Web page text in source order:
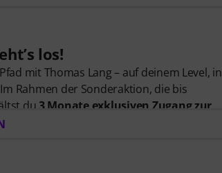
los!
mit Thomas Lang – auf deinem Level, in
Rahmen der Sonderaktion, die bis
du 3 Monate exklusiven Zugang zur
Der Freischaltcode zur App wird Dir